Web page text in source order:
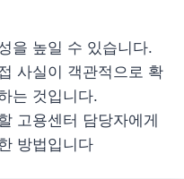
을 높일 수 있습니다.
사실이 객관적으로 확
는 것입니다.
고용센터 담당자에게
방법입니다